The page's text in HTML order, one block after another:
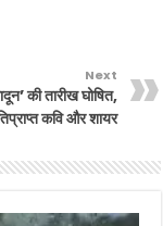
Next
की तारीख घोषित,
कवि और शायर